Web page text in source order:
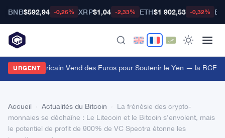
BNB$592,94 -0,26% XRP$1,04 -2,33% ETH$1 902,53 -0,32%
URGENT
Trésor Américain Vend des Euros pour Soutenir le Yen — la BCE
Accueil Actualités du Bitcoin
La frénésie des crypto-
monnaies se déchaîne : Le Litecoin et le Bitcoin s’envolent, mais
le potentiel de profit de 900% de VC Spectra étonne les